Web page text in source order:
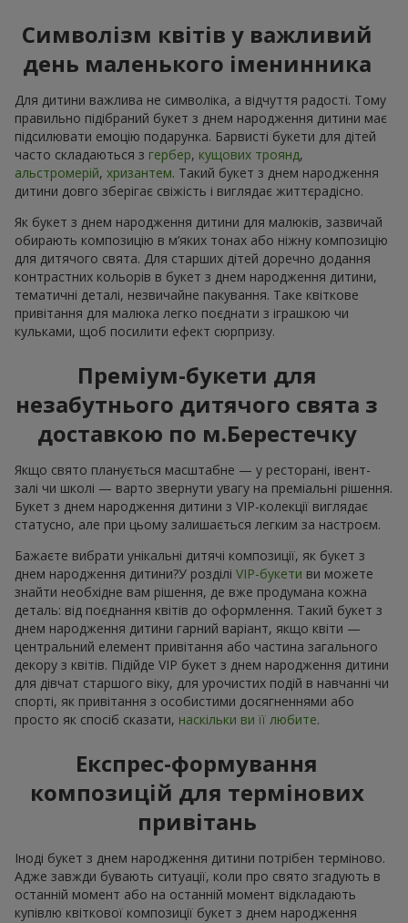
Символізм квітів у важливий
день маленького іменинника
Для дитини важлива не символіка, а відчуття радості. Тому
правильно підібраний букет з днем народження дитини має
підсилювати емоцію подарунка. Барвисті букети для дітей
часто складаються з гербер, кущових троянд,
альстромерій, хризантем. Такий букет з днем народження
дитини довго зберігає свіжість і виглядає життєрадісно.
Як букет з днем народження дитини для малюків, зазвичай
обирають композицію в м’яких тонах або ніжну композицію
для дитячого свята. Для старших дітей доречно додання
контрастних кольорів в букет з днем народження дитини,
тематичні деталі, незвичайне пакування. Таке квіткове
привітання для малюка легко поєднати з іграшкою чи
кульками, щоб посилити ефект сюрпризу.
Преміум-букети для
незабутнього дитячого свята з
доставкою по м.Берестечку
Якщо свято планується масштабне — у ресторані, івент-
залі чи школі — варто звернути увагу на преміальні рішення.
Букет з днем народження дитини з VIP-колекції виглядає
статусно, але при цьому залишається легким за настроєм.
Бажаєте вибрати унікальні дитячі композиції, як букет з
днем народження дитини?У розділі VIP-букети ви можете
знайти необхідне вам рішення, де вже продумана кожна
деталь: від поєднання квітів до оформлення. Такий букет з
днем народження дитини гарний варіант, якщо квіти —
центральний елемент привітання або частина загального
декору з квітів. Підійде VIP букет з днем народження дитини
для дівчат старшого віку, для урочистих подій в навчанні чи
спорті, як привітання з особистими досягненнями або
просто як спосіб сказати, наскільки ви її любите.
Експрес-формування
композицій для термінових
привітань
Іноді букет з днем народження дитини потрібен терміново.
Адже завжди бувають ситуації, коли про свято згадують в
останній момент або на останній момент відкладають
купівлю квіткової композиції букет з днем народження